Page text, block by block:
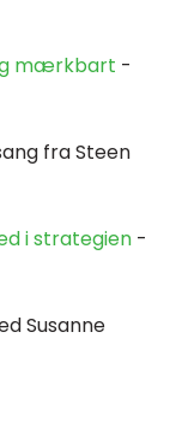
mærkbart -
fra Steen
i strategien -
Susanne